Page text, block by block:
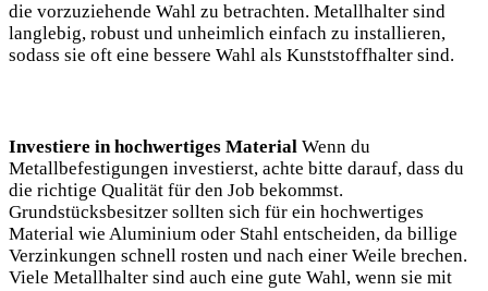
die vorzuziehende Wahl zu betrachten. Metallhalter sind
langlebig, robust und unheimlich einfach zu installieren,
sodass sie oft eine bessere Wahl als Kunststoffhalter sind.
Investiere in hochwertiges Material Wenn du
Metallbefestigungen investierst, achte bitte darauf, dass du
die richtige Qualität für den Job bekommst.
Grundstücksbesitzer sollten sich für ein hochwertiges
Material wie Aluminium oder Stahl entscheiden, da billige
Verzinkungen schnell rosten und nach einer Weile brechen.
Viele Metallhalter sind auch eine gute Wahl, wenn sie mit